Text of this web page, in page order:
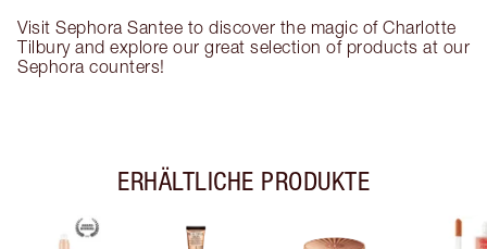
Visit Sephora Santee to discover the magic of Charlotte
Tilbury and explore our great selection of products at our
Sephora counters!
ERHÄLTLICHE PRODUKTE